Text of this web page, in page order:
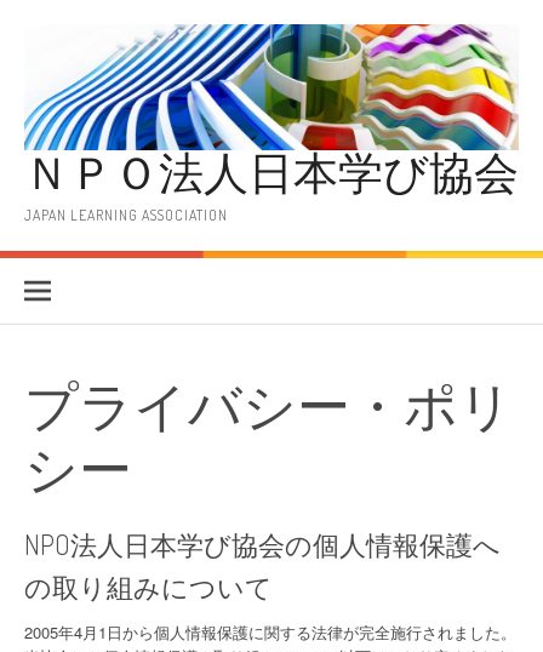
ＮＰＯ法人日本学び協会
JAPAN LEARNING ASSOCIATION
プライバシー・ポリ
シー
NPO法人日本学び協会の個人情報保護へ
の取り組みについて
2005年4月1日から個人情報保護に関する法律が完全施行されました。